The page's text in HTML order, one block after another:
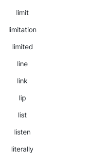
limit
limitation
limited
line
link
lip
list
listen
literally